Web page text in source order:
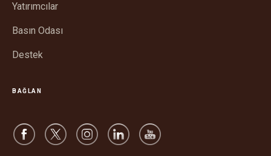
Yatırımcılar
Basın Odası
Destek
BAĞLAN